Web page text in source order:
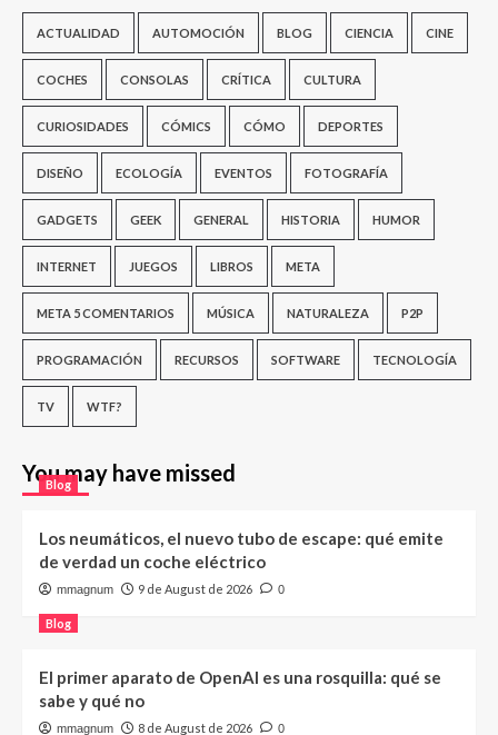
ACTUALIDAD AUTOMOCIÓN BLOG CIENCIA CINE
COCHES CONSOLAS CRÍTICA CULTURA
CURIOSIDADES CÓMICS CÓMO DEPORTES
DISEÑO ECOLOGÍA EVENTOS FOTOGRAFÍA
GADGETS GEEK GENERAL HISTORIA HUMOR
INTERNET JUEGOS LIBROS META
META 5 COMENTARIOS MÚSICA NATURALEZA P2P
PROGRAMACIÓN RECURSOS SOFTWARE TECNOLOGÍA
TV WTF?
You may have missed
Blog
Los neumáticos, el nuevo tubo de escape: qué emite
de verdad un coche eléctrico
mmagnum 9 de August de 2026 0
Blog
El primer aparato de OpenAI es una rosquilla: qué se
sabe y qué no
mmagnum 8 de August de 2026 0